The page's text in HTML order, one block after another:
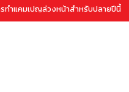
าก META เปิดตัวภายใต้